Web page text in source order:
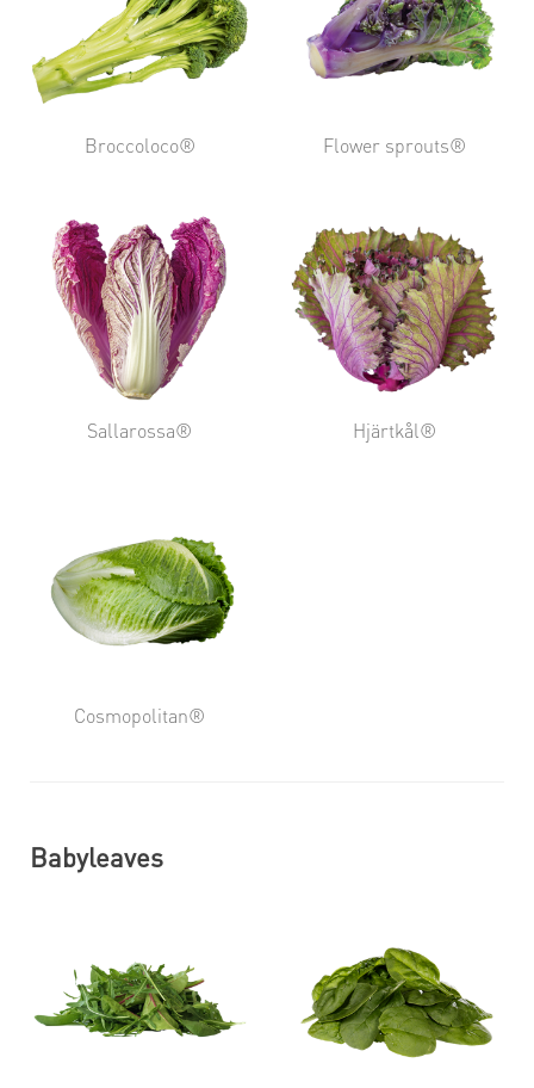
Broccoloco® Flower sprouts®
Sallarossa® Hjärtkål®
Cosmopolitan®
Babyleaves